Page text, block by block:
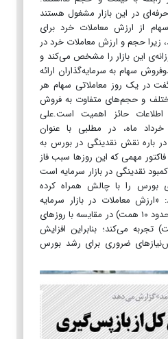
در این بازار مشغول هستند
از ارزش معاملات خرد برای
زیرا حجم و ارزش معاملات خرد در
این بازار را مشخص می‌کند و
سهام به سرمایه‌گذاران ارائه
در یک روز معاملاتی سهام هر
و حجم‌های متفاوت به فروش
حائز اهمیت است.علی
ماه، در مطلبی با عنوان
در باره نقش نقدینگی در بورس به
مهمی که این روزها سبب فاز
نقدینگی در بازار سرمایه است
بورس را با چالش همراه کرده
«ارزش معاملات در بازار سرمایه
اکنون کاهش قابل توجهی (حدود ۱۰ همت) در مقایسه با روزهای
(بالاتر از ۱۵ همت) تجربه می‌کند؛ بنابراین افزایش
ضروری برای رشد بورس